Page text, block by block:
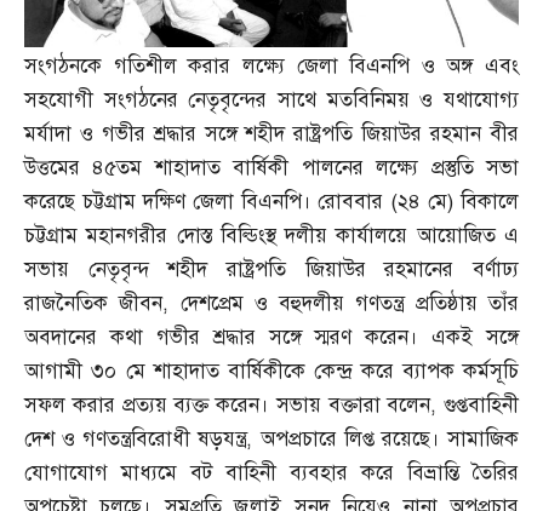
সংগঠনকে গতিশীল করার লক্ষ্যে জেলা বিএনপি ও অঙ্গ এবং
সহযোগী সংগঠনের নেতৃবৃন্দের সাথে মতবিনিময় ও যথাযোগ্য
মর্যাদা ও গভীর শ্রদ্ধার সঙ্গে শহীদ রাষ্ট্রপতি জিয়াউর রহমান বীর
উত্তমের ৪৫তম শাহাদাত বার্ষিকী পালনের লক্ষ্যে প্রস্তুতি সভা
করেছে চট্টগ্রাম দক্ষিণ জেলা বিএনপি। রোববার (২৪ মে)বিকালে
চট্টগ্রাম মহানগরীর দোস্ত বিল্ডিংস্থ দলীয় কার্যালয়ে আয়োজিত এ
সভায় নেতৃবৃন্দ শহীদ রাষ্ট্রপতি জিয়াউর রহমানের বর্ণাঢ্য
রাজনৈতিক জীবন, দেশপ্রেম ও বহুদলীয় গণতন্ত্র প্রতিষ্ঠায় তাঁর
অবদানের কথা গভীর শ্রদ্ধার সঙ্গে স্মরণ করেন। একই সঙ্গে
আগামী ৩০ মে শাহাদাত বার্ষিকীকে কেন্দ্র করে ব্যাপক কর্মসূচি
সফল করার প্রত্যয় ব্যক্ত করেন। সভায় বক্তারা বলেন, গুপ্তবাহিনী
দেশ ও গণতন্ত্রবিরোধী ষড়যন্ত্র,অপপ্রচারে লিপ্ত রয়েছে। সামাজিক
যোগাযোগ মাধ্যমে বট বাহিনী ব্যবহার করে বিভ্রান্তি তৈরির